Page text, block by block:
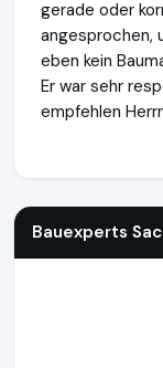
gerade oder
angesprochen,
eben kein
Er war sehr
empfehlen
Bauexperts